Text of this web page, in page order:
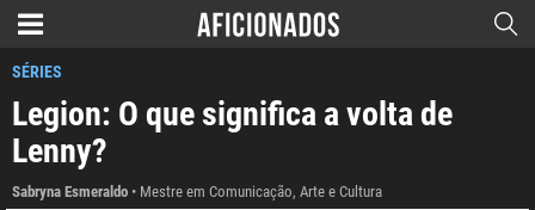
SÉRIES
Legion: O que significa a volta de
Lenny?
Sabryna Esmeraldo Mestre em Comunicação, Arte e Cultura